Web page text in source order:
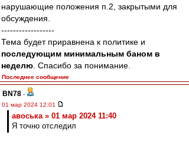
нарушающие положения п.2, закрытыми для
обсуждения.
------------------
Тема будет приравнена к политике и
последующим минимальным баном в
неделю . Спасибо за понимание.
Последнее сообщение
BN78 -
01 мар 2024 12:01
авоська » 01 мар 2024 11:40
Я точно отследил